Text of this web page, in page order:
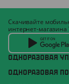
ОДНОРАЗОВАЯ
ОДНОРАЗОВАЯ
Скачивайте
интернет-магазина